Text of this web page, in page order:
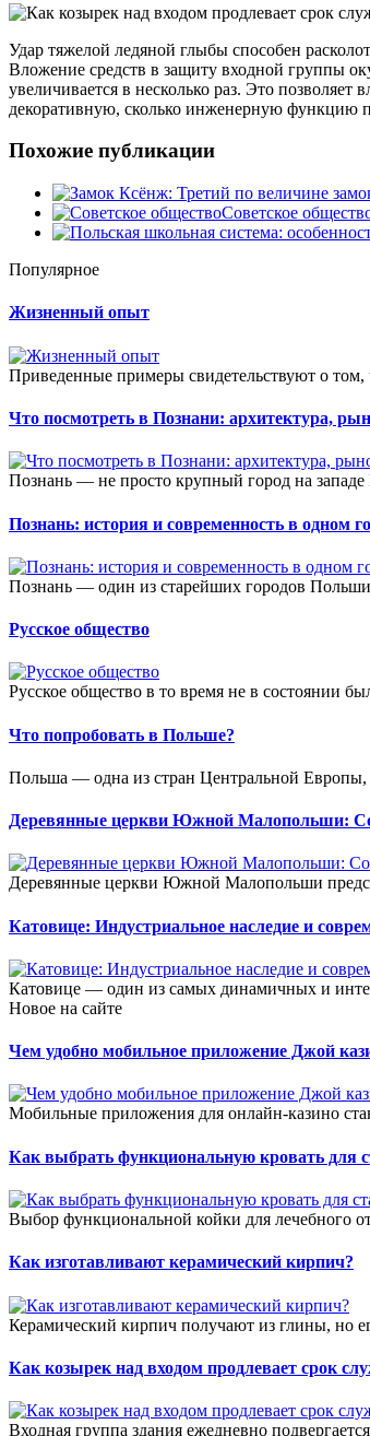
Удар тяжелой ледяной глыбы способен
Вложение средств в защиту входной группы
увеличивается в несколько раз. Это
декоративную, сколько инженерную функцию
Похожие публикации
Советское
Популярное
Жизненный опыт
Приведенные примеры свидетельствуют о том,
Что посмотреть в Познани: архитектура,
Познань — не просто крупный город на
Познань: история и современность в одном
Познань — один из старейших городов
Русское общество
Русское общество в то время не в состоянии
Что попробовать в Польше?
Польша — одна из стран Центральной Европы,
Деревянные церкви Южной Малопольши:
Деревянные церкви Южной Малопольши
Катовице: Индустриальное наследие и
Катовице — один из самых динамичных и
Новое на сайте
Чем удобно мобильное приложение Джой
Мобильные приложения для онлайн-казино
Как выбрать функциональную кровать для
Выбор функциональной койки для лечебного
Как изготавливают керамический кирпич?
Керамический кирпич получают из глины, но
Как козырек над входом продлевает срок
Входная группа здания ежедневно